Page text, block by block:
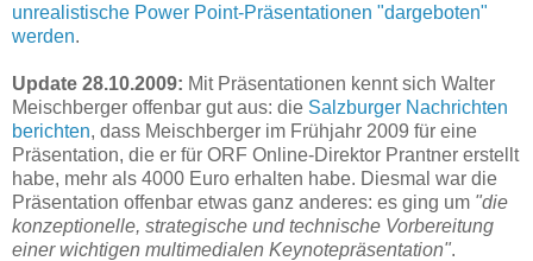
unrealistische Power Point-Präsentationen "dargeboten"
werden.
Update 28.10.2009: Mit Präsentationen kennt sich Walter
Meischberger offenbar gut aus: die Salzburger Nachrichten
berichten, dass Meischberger im Frühjahr 2009 für eine
Präsentation, die er für ORF Online-Direktor Prantner erstellt
habe, mehr als 4000 Euro erhalten habe. Diesmal war die
Präsentation offenbar etwas ganz anderes: es ging um "die
konzeptionelle, strategische und technische Vorbereitung
einer wichtigen multimedialen Keynotepräsentation".